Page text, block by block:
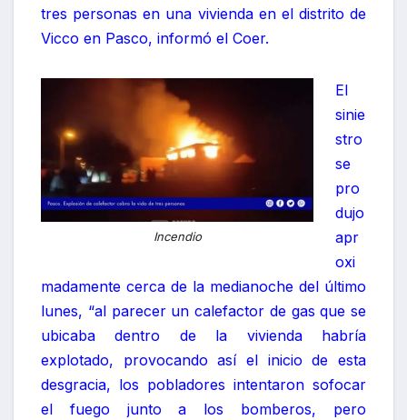
tres personas en una vivienda en el distrito de
Vicco en Pasco, informó el Coer.
Incendio
El
sinie
stro
se
pro
dujo
apr
oxi
madamente cerca de la medianoche del último
lunes, “al parecer un calefactor de gas que se
ubicaba dentro de la vivienda habría
explotado, provocando así el inicio de esta
desgracia, los pobladores intentaron sofocar
el fuego junto a los bomberos, pero